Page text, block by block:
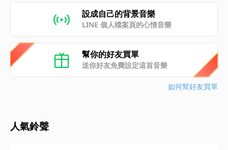
設成自己的背景音樂
LINE 個人檔案頁的心情音樂
幫你的好友買單
送你好友免費設定這首音樂
如何幫好友買單
人氣鈴聲